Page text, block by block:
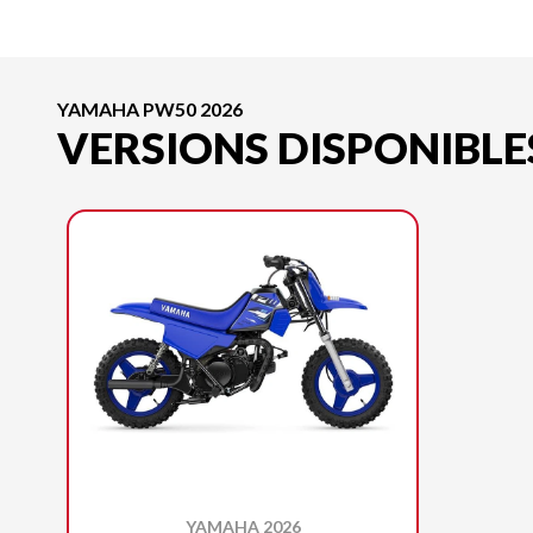
YAMAHA PW50 2026
VERSIONS
YAMAHA 2026